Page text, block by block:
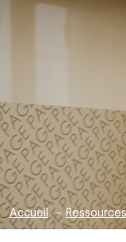
Accueil Ressources